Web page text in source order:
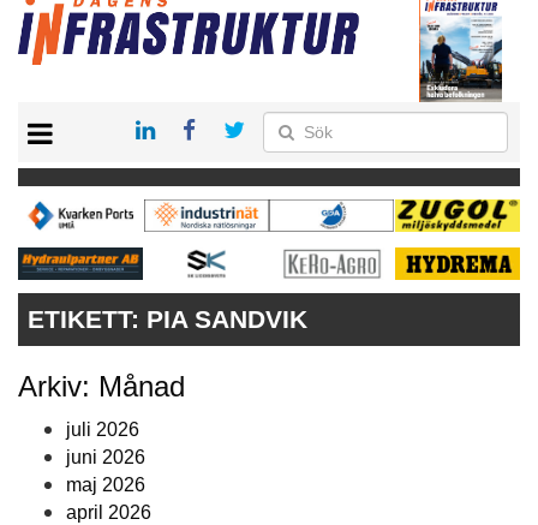
KONTAKT
VÅRA ANDRA MAGASIN
PRENUMERERA
ANNONSERA
ETIKETT: PIA SANDVIK
Arkiv: Månad
juli 2026
juni 2026
maj 2026
april 2026